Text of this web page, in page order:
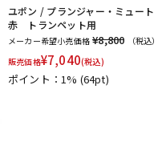
ユポン / プランジャー・ミュート
赤 トランペット用
メーカー希望小売価格 ¥8,800
（税込）
販売価格¥7,040(税込)
ポイント：1% (64pt)